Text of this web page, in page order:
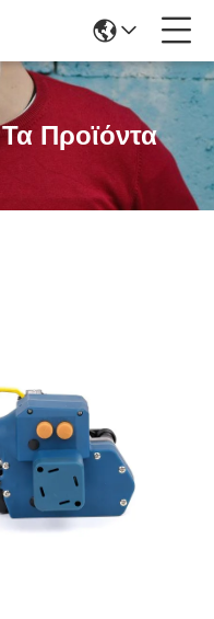
Προϊόντα